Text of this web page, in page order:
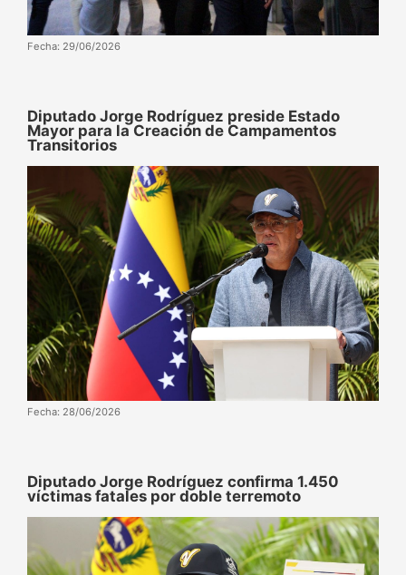
Fecha: 29/06/2026
Diputado Jorge Rodríguez preside Estado
Mayor para la Creación de Campamentos
Transitorios
Fecha: 28/06/2026
Diputado Jorge Rodríguez confirma 1.450
víctimas fatales por doble terremoto